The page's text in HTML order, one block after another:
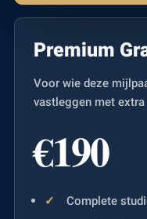
Premium
Voor wie deze
vastleggen met
€190
Complete